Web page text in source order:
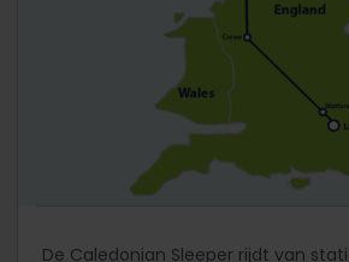
De Caledonian Sleeper rijdt van